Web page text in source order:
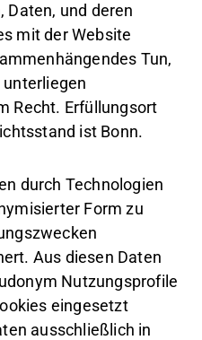
und deren
mit der Website
Tun,
Recht. Erfüllungsort
ist Bonn.
durch Technologien
Form zu
Aus diesen Daten
Nutzungsprofile
eingesetzt
ausschließlich in